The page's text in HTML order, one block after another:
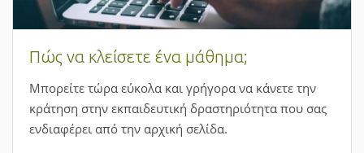
Πώς να κλείσετε ένα μάθημα;
Μπορείτε τώρα εύκολα και γρήγορα να κάνετε την
κράτηση στην εκπαιδευτική δραστηριότητα που σας
ενδιαφέρει από την αρχική σελίδα.